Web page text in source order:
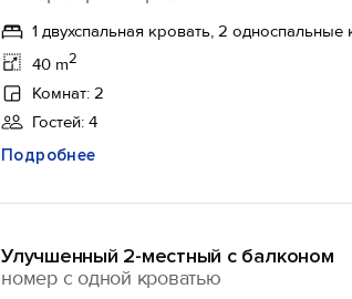
1 двухспальная кровать, 2 односпальные
40 m2
Комнат: 2
Гостей: 4
Подробнее
Улучшенный 2-местный с балконом
номер с одной кроватью